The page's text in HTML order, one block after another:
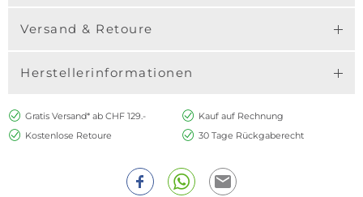
Versand & Retoure
Herstellerinformationen
Gratis Versand* ab CHF 129.-
Kauf auf Rechnung
Kostenlose Retoure
30 Tage Rückgaberecht